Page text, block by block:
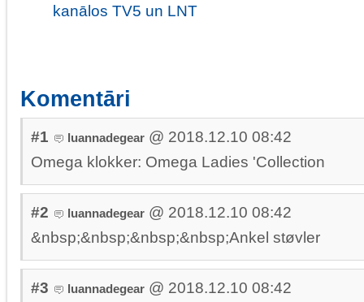
kanālos TV5 un LNT
Komentāri
#1 luannadegear @ 2018.12.10 08:42
Omega klokker: Omega Ladies 'Collection
#2 luannadegear @ 2018.12.10 08:42
&nbsp;&nbsp;&nbsp;&nbsp;Ankel støvler
#3 luannadegear @ 2018.12.10 08:42